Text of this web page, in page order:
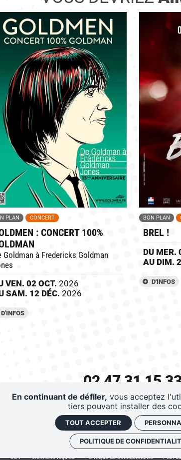
PLAN CONCERT
: CONCERT 100%
Goldman à Fredericks Goldman
VEN. 02 OCT. 2026
SAM. 12 DÉC. 2026
D'INFOS
BON PLAN
BREL !
DU MER.
AU DIM.
D'INFOS
02 47 31 15 33
AZ PROD - 175 AVENUE ANDRE
RÉSERVATIONS PERSONNES À MOBILITÉ
NEWSLETTER CONTACT
CGV Mentions légales Politique de confidentialité Plan
En continuant de défiler, vous acceptez
tiers pouvant installer des
TOUT ACCEPTER
POLITIQUE DE